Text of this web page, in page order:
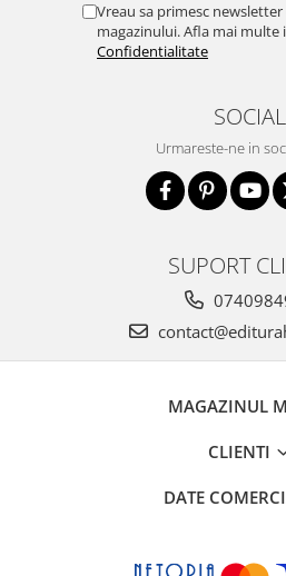
Vreau sa primesc
magazinului. Afla mai multe
Confidentialitate
SOCIAL
Urmareste-ne in
SUPORT
MAGAZINUL
CLIENTI
DATE